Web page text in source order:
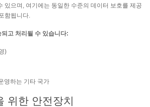
있으며, 여기에는 동일한 수준의 데이터 보호를 제공
함됩니다.
고 처리될 수 있습니다:
)
영하는 기타 국가
위한 안전장치